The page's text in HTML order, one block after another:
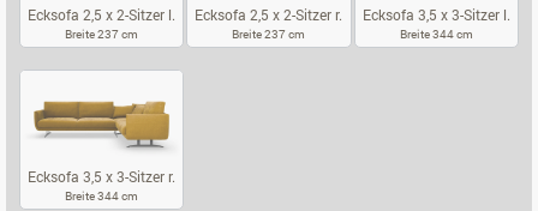
Ecksofa 2,5 x 2-Sitzer l.
Breite 237 cm
Ecksofa 2,5 x 2-Sitzer r.
Breite 237 cm
Ecksofa 3,5 x 3-Sitzer l.
Breite 344 cm
Ecksofa 3,5 x 3-Sitzer r.
Breite 344 cm